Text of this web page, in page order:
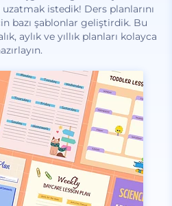
istedik! Ders planlarını
bazı şablonlar geliştirdik. Bu
aylık ve yıllık planları kolayca